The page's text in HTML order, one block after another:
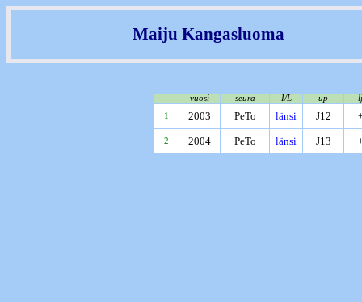
Maiju Kangasluoma
vuosi seura I/L up
lj
1
2003 PeTo länsi J12
2 2004 PeTo länsi J13